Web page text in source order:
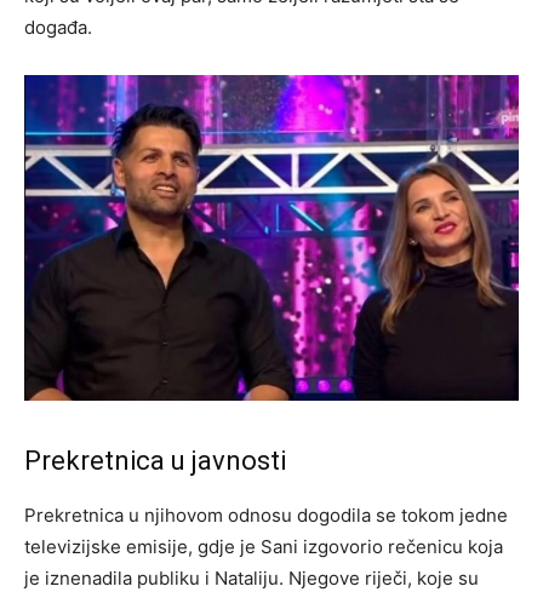
događa.
Prekretnica u javnosti
Prekretnica u njihovom odnosu dogodila se tokom jedne
televizijske emisije, gdje je Sani izgovorio rečenicu koja
je iznenadila publiku i Nataliju. Njegove riječi, koje su